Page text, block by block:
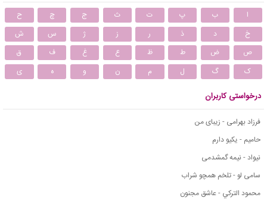
ا ب پ ت ث ج چ
ح
خ
د ذ ر ز ژ س
ش
ص
ض ط ظ ع غ ف
ق
ک
گ ل م ن و ه ی
درخواستی کاربران
فرزاد بهرامی - زیبای من
حامیم - یکیو دارم
نیواد - نیمه گمشدمی
سامی لو - تلخم همچو شراب
محمود التركي - عاشق مجنون